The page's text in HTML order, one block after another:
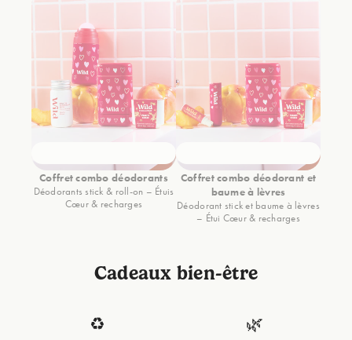
Coffret combo déodorants
Déodorants stick & roll-on – Étuis
Cœur & recharges
Coffret combo déodorant et
baume à lèvres
Déodorant stick et baume à lèvres
– Étui Cœur & recharges
Cadeaux bien-être
♻️ 🌿